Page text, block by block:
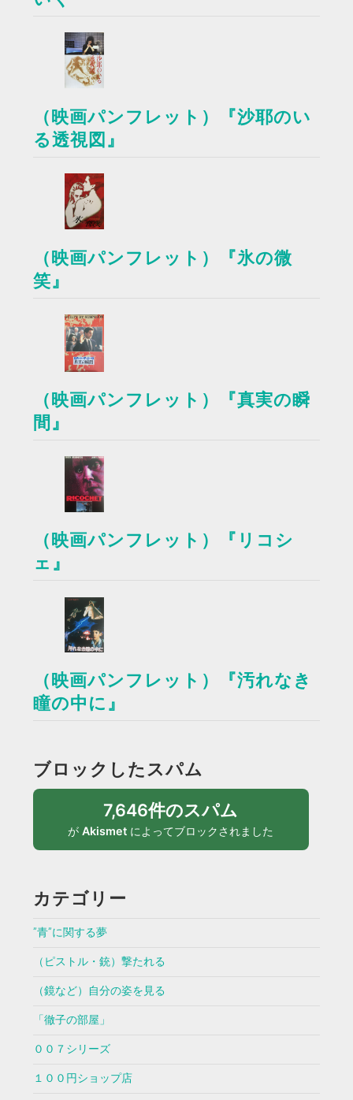
（映画パンフレット）『沙耶のい
る透視図』
（映画パンフレット）『氷の微
笑』
（映画パンフレット）『真実の瞬
間』
（映画パンフレット）『リコシ
ェ』
（映画パンフレット）『汚れなき
瞳の中に』
ブロックしたスパム
7,646件のスパム
がAkismet によってブロックされました
カテゴリー
”青”に関する夢
（ピストル・銃）撃たれる
（鏡など）自分の姿を見る
「徹子の部屋」
００７シリーズ
１００円ショップ店